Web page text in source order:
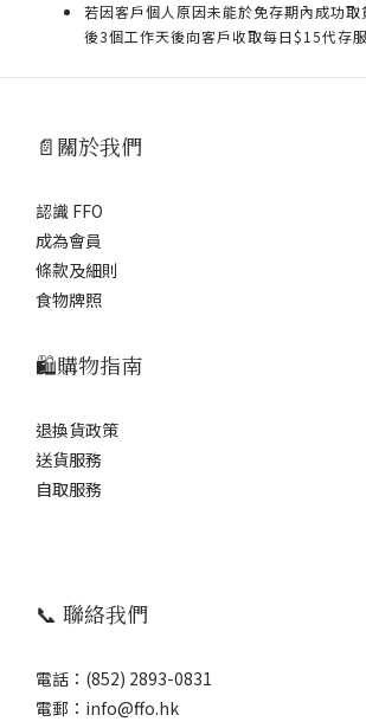
若因客戶個人原因未能於免存期內成功取
後3個工作天後向客戶收取每日$15代存
📄關於我們
認識 FFO
成為會員
條款及細則
食物牌照
🛍️購物指南
退換貨政策
送貨服務
自取服務
📞 聯絡我們
電話：(852) 2893-0831
電郵：info@ffo.hk